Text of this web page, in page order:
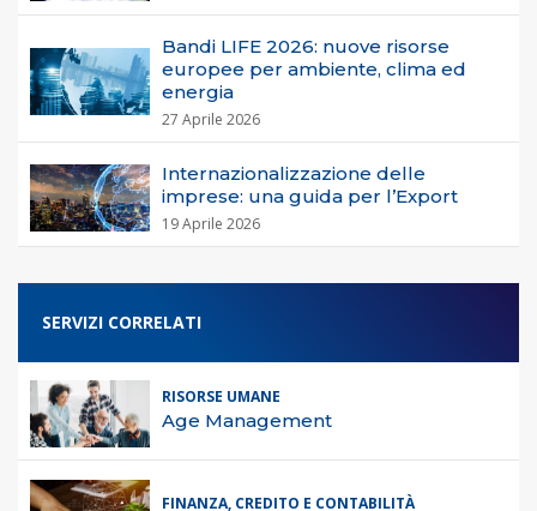
Bandi LIFE 2026: nuove risorse
europee per ambiente, clima ed
energia
27 Aprile 2026
Internazionalizzazione delle
imprese: una guida per l’Export
19 Aprile 2026
SERVIZI CORRELATI
RISORSE UMANE
Age Management
FINANZA, CREDITO E CONTABILITÀ